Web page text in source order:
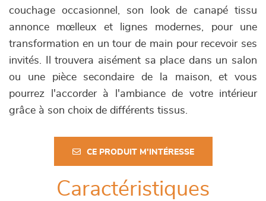
couchage occasionnel, son look de canapé tissu
annonce mœlleux et lignes modernes, pour une
transformation en un tour de main pour recevoir ses
invités. Il trouvera aisément sa place dans un salon
ou une pièce secondaire de la maison, et vous
pourrez l'accorder à l'ambiance de votre intérieur
grâce à son choix de différents tissus.
CE PRODUIT M'INTÉRESSE
Caractéristiques